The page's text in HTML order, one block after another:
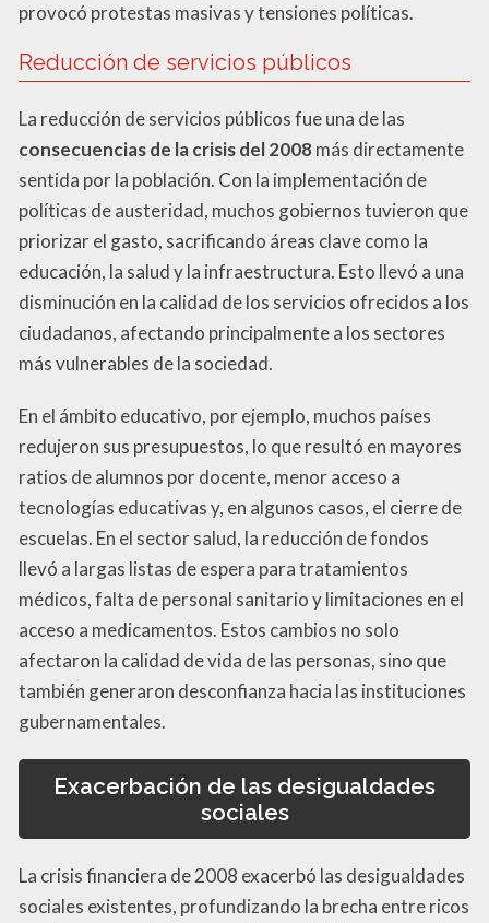
provocó protestas masivas y tensiones políticas.
Reducción de servicios públicos
La reducción de servicios públicos fue una de las
consecuencias de la crisis del 2008más directamente
sentida por la población. Con la implementación de
políticas de austeridad, muchos gobiernos tuvieron que
priorizar el gasto, sacrificando áreas clave como la
educación, la salud y la infraestructura. Esto llevó a una
disminución en la calidad de los servicios ofrecidos a los
ciudadanos, afectando principalmente a los sectores
más vulnerables de la sociedad.
En el ámbito educativo, por ejemplo, muchos países
redujeron sus presupuestos, lo que resultó en mayores
ratios de alumnos por docente, menor acceso a
tecnologías educativas y, en algunos casos, el cierre de
escuelas. En el sector salud, la reducción de fondos
llevó a largas listas de espera para tratamientos
médicos, falta de personal sanitario y limitaciones en el
acceso a medicamentos. Estos cambios no solo
afectaron la calidad de vida de las personas, sino que
también generaron desconfianza hacia las instituciones
gubernamentales.
Exacerbación de las desigualdades
sociales
La crisis financiera de 2008 exacerbó las desigualdades
sociales existentes, profundizando la brecha entre ricos